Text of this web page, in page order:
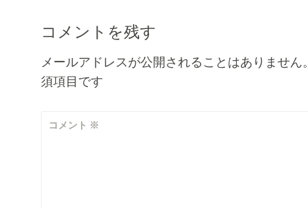
コメントを残す
メールアドレスが公開されることはありません。
須項目です
コメント ※